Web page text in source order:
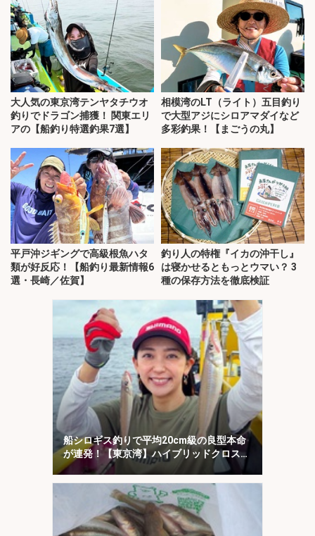
大人気の東京湾テンヤタチウオ
釣りでドラゴン捕獲！ 関東エリ
アの【船釣り特選釣果7選】
相模湾のLT（ライト）五目釣り
で大型アジにシロアマダイなど
多彩釣果！【まごうの丸】
平戸沖ジギングで高級根魚ハタ
類が好反応！【船釣り最新情報6
選・長崎／佐賀】
釣り人の特権『イカの沖干し』
は寝かせるともっとウマい？ 3
種の保存方法を徹底検証
船シロギス釣りで平均20cm級の良型本命
が連発！【東京湾】ハイブリッドクロスに
好反応